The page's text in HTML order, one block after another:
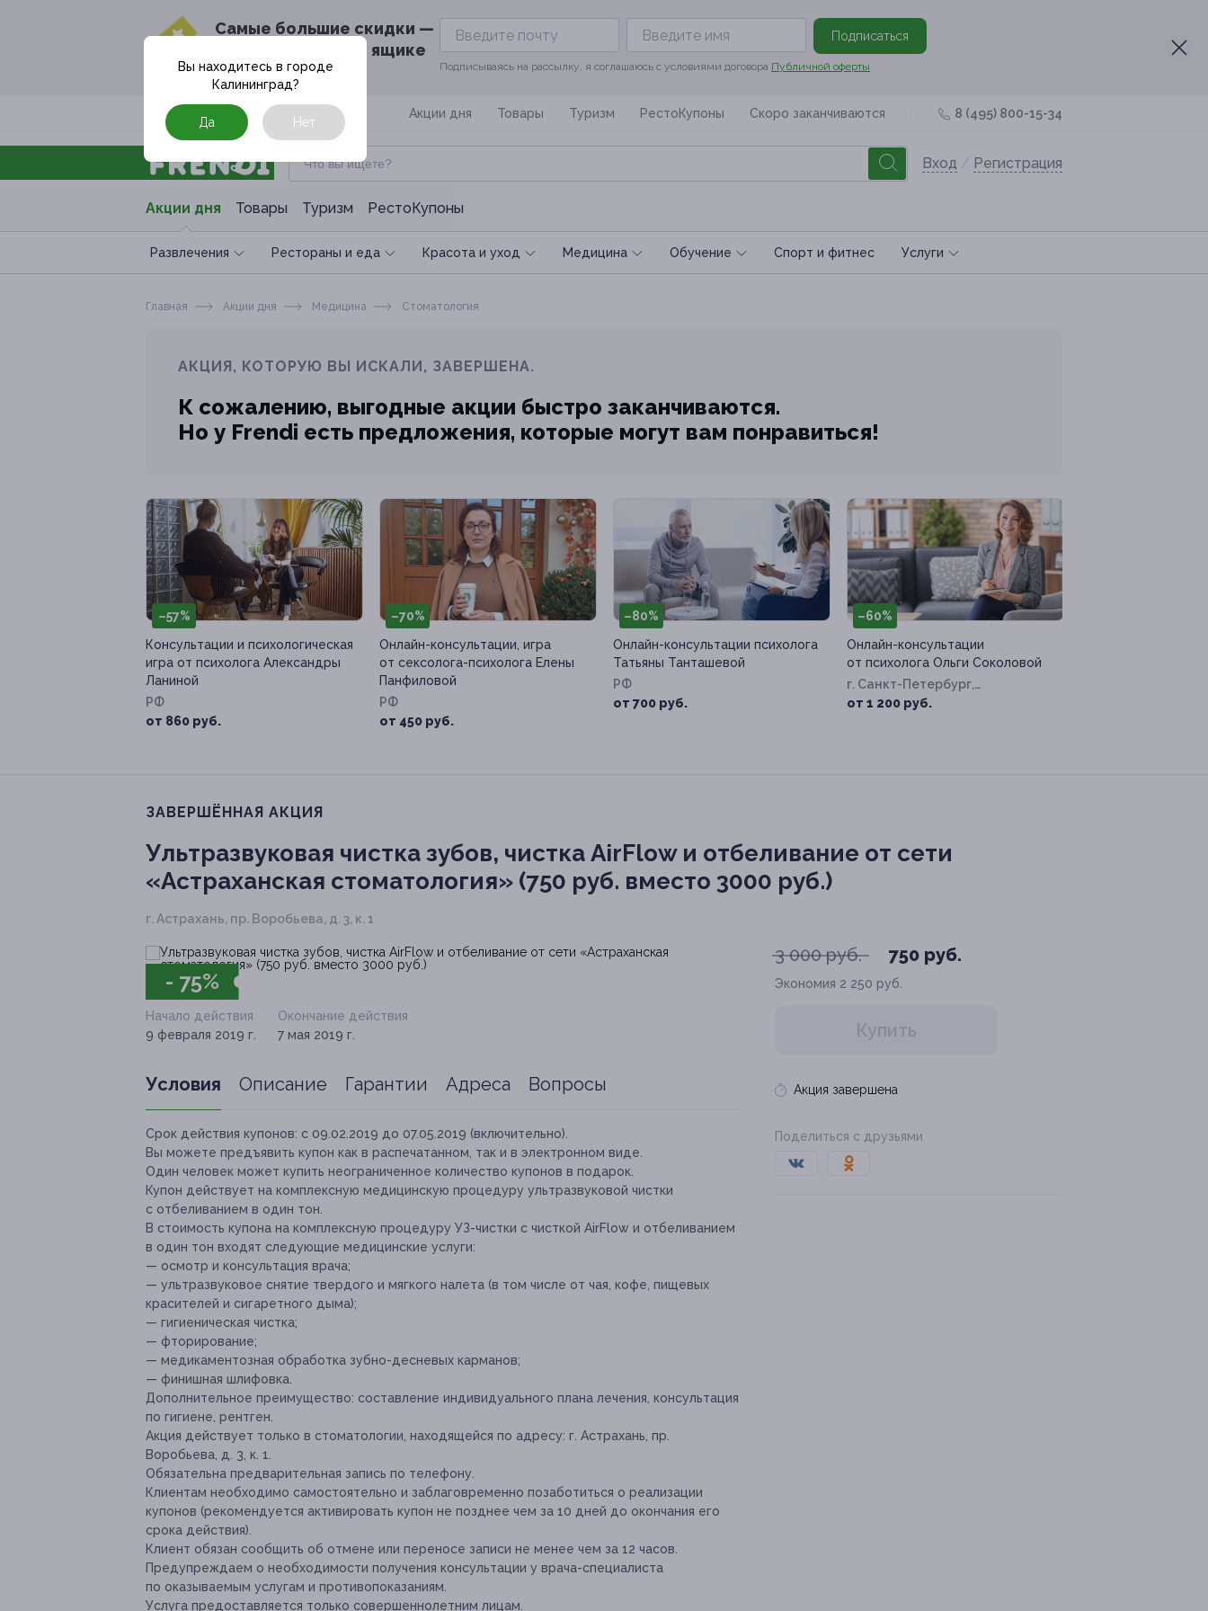
Cамые большие скидки —
в твоём почтовом ящике
Подписаться
Подписываясь на рассылку, я соглашаюсь с условиями договора Публичной оферты
Москва Акции дня Товары Туризм РестоКупоны Скоро заканчиваются 8 (495) 800-15-34
Вход / Регистрация
Акции дня Товары Туризм РестоКупоны
Развлечения Рестораны и еда Красота и уход Медицина Обучение Спoрт и фитнес Услуги
Вы находитесь в городе
Калининград?
Да Нет
Главная Акции дня Медицина Стоматология
АКЦИЯ, КОТОРУЮ ВЫ ИСКАЛИ, ЗАВЕРШЕНА.
К сожалению, выгодные акции быстро заканчиваются.
Но у Frendi есть предложения, которые могут вам понравиться!
–57%
Консультации и психологическая
игра от психолога Александры
Ланиной
РФ
от 860 руб.
–70%
Онлайн-консультации, игра
от сексолога-психолога Елены
Панфиловой
РФ
от 450 руб.
–80%
Онлайн-консультации психолога
Татьяны Танташевой
РФ
от 700 руб.
–60%
Онлайн-консультации
от психолога Ольги Соколовой
г. Санкт-Петербург,
Захарьевская ул, д. 25
от 1 200 руб.
ЗАВЕРШЁННАЯ АКЦИЯ
Ультразвуковая чистка зубов, чистка AirFlow и отбеливание от сети
«Астраханская стоматология» (750 руб. вместо 3000 руб.)
г. Астрахань, пр. Воробьева, д. 3, к. 1
- 75%
3 000 руб. 750 руб.
Экономия 2 250 руб.
Купить
Акция завершена
Поделиться с друзьями
Начало действия
9 февраля 2019 г.
Окончание действия
7 мая 2019 г.
Условия Описание Гарантии Адреса Вопросы
Срок действия купонов: с 09.02.2019 до 07.05.2019 (включительно).
Вы можете предъявить купон как в распечатанном, так и в электронном виде.
Один человек может купить неограниченное количество купонов в подарок.
Купон действует на комплексную медицинскую процедуру ультразвуковой чистки
с отбеливанием в один тон.
В стоимость купона на комплексную процедуру УЗ-чистки с чисткой AirFlow и отбеливанием
в один тон входят следующие медицинские услуги:
— осмотр и консультация врача;
— ультразвуковое снятие твердого и мягкого налета (в том числе от чая, кофе, пищевых
красителей и сигаретного дыма);
— гигиеническая чистка;
— фторирование;
— медикаментозная обработка зубно-десневых карманов;
— финишная шлифовка.
Дополнительное преимущество: составление индивидуального плана лечения, консультация
по гигиене, рентген.
Акция действует только в стоматологии, находящейся по адресу: г. Астрахань, пр.
Воробьева, д. 3, к. 1.
Обязательна предварительная запись по телефону.
Клиентам необходимо самостоятельно и заблаговременно позаботиться о реализации
купонов (рекомендуется активировать купон не позднее чем за 10 дней до окончания его
срока действия).
Клиент обязан сообщить об отмене или переносе записи не менее чем за 12 часов.
Предупреждаем о необходимости получения консультации у врача-специалиста
по оказываемым услугам и противопоказаниям.
Услуга предоставляется только совершеннолетним лицам.